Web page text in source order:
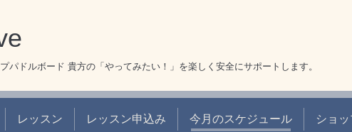
パドルボード 貴方の「やってみたい！」を楽しく安全にサポートします。
レッスン レッスン申込み 今月のスケジュール ショ